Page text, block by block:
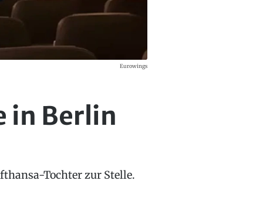
Eurowings
in Berlin
Tochter zur Stelle.